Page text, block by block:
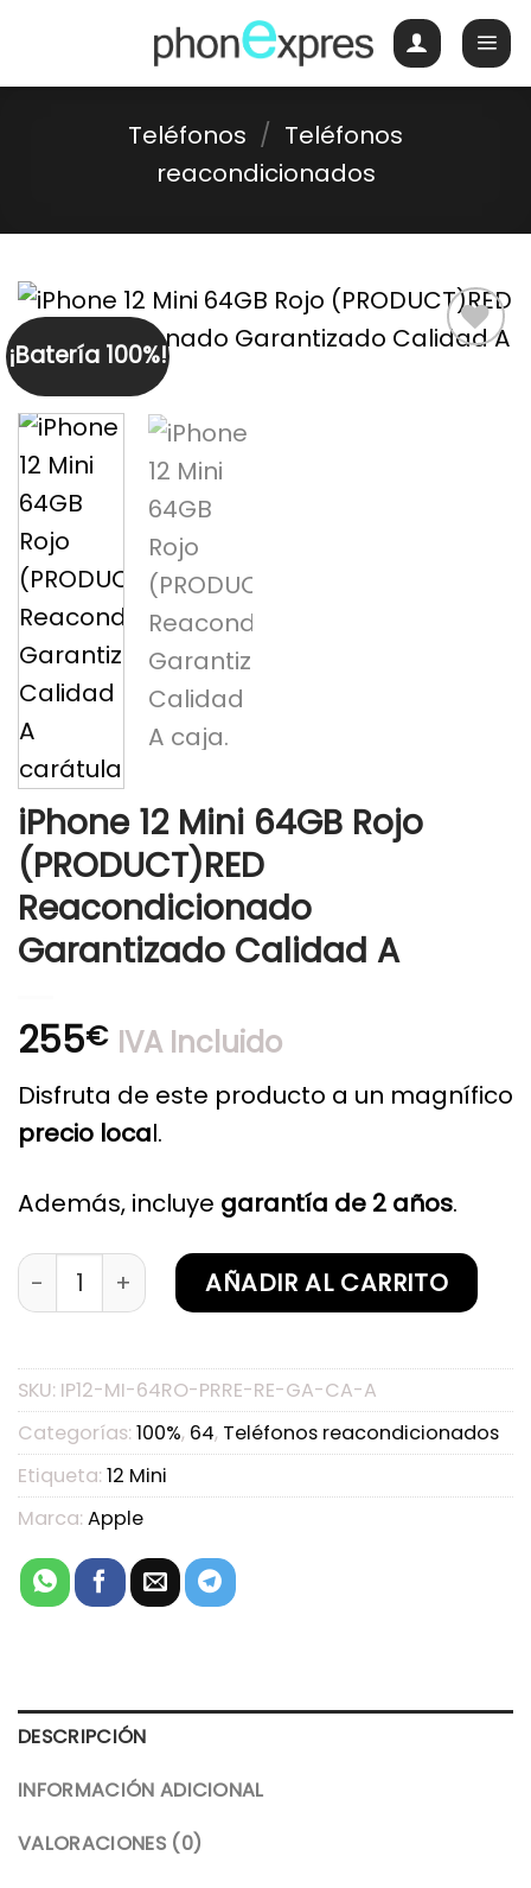
content
Teléfonos / Teléfonos
reacondicionados
¡Batería 100%!
iPhone 12 Mini 64GB Rojo
(PRODUCT)RED
Reacondicionado
Garantizado Calidad A
255€ IVA Incluido
Disfruta de este producto a un magnífico
precio local.
Además, incluye garantía de 2 años.
iPhone 12 Mini 64GB Rojo (PRODUCT)RED
AÑADIR AL CARRITO
SKU: IP12-MI-64RO-PRRE-RE-GA-CA-A
Categorías: 100%, 64, Teléfonos reacondicionados
Etiqueta: 12 Mini
Marca: Apple
DESCRIPCIÓN
INFORMACIÓN ADICIONAL
VALORACIONES (0)